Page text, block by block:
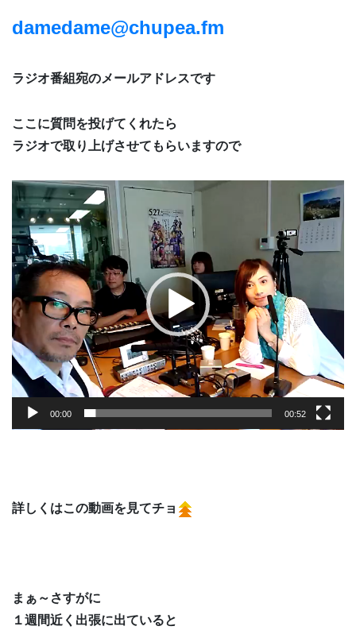
damedame@chupea.fm
ラジオ番組宛のメールアドレスです
ここに質問を投げてくれたら
ラジオで取り上げさせてもらいますので
動
画
プ
レ
ー
ヤ
ー
00:00 00:52
詳しくはこの動画を見てチョ
まぁ～さすがに
１週間近く出張に出ていると